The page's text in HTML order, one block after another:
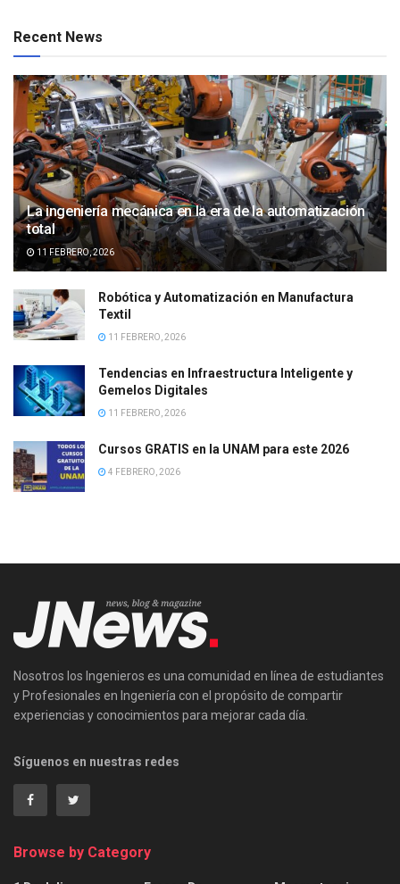
Recent News
La ingeniería mecánica en la era de la automatización
total
11 FEBRERO, 2026
Robótica y Automatización en Manufactura
Textil
11 FEBRERO, 2026
Tendencias en Infraestructura Inteligente y
Gemelos Digitales
11 FEBRERO, 2026
Cursos GRATIS en la UNAM para este 2026
4 FEBRERO, 2026
Nosotros los Ingenieros es una comunidad en línea de estudiantes
y Profesionales en Ingeniería con el propósito de compartir
experiencias y conocimientos para mejorar cada día.
Síguenos en nuestras redes
Browse by Category